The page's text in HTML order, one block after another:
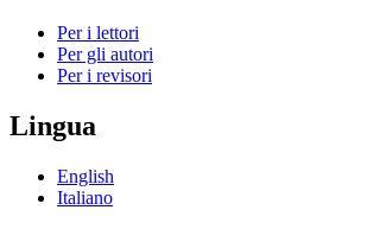
Per i lettori
Per gli autori
Per i revisori
Lingua
English
Italiano